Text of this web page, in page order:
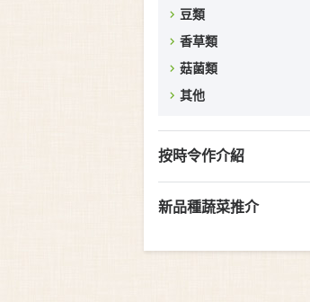
豆類
香草類
菇菌類
其他
按時令作介紹
新品種蔬菜推介